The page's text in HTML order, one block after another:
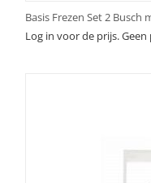
Basis Frezen Set 2 Busch
Log in voor de prijs.